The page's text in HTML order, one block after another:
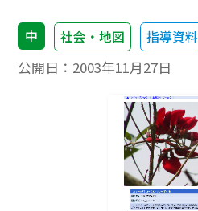
中 社会・地図 指導資料
公開日： 2003年11月27日